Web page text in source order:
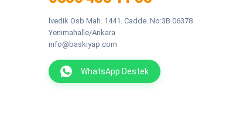
İvedik Osb Mah. 1441. Cadde. No:3B 06378
Yenimahalle/Ankara
info@baskiyap.com
WhatsApp Destek